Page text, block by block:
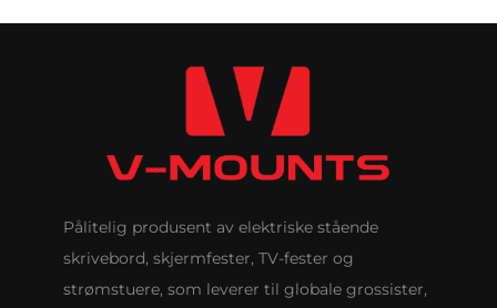
Pålitelig produsent av elektriske stående
skrivebord, skjermfester, TV-fester og
strømstuere, som leverer til globale grossister,